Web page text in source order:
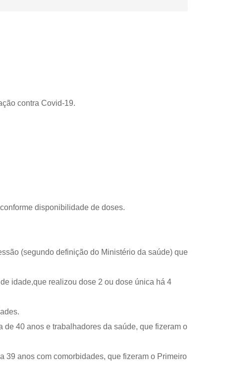
contra Covid-19.
disponibilidade de doses.
(segundo definição do Ministério da saúde) que
idade,que realizou dose 2 ou dose única há 4
40 anos e trabalhadores da saúde, que fizeram o
39 anos com comorbidades, que fizeram o Primeiro